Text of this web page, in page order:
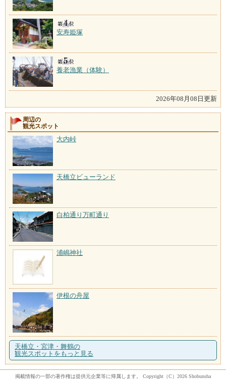
安寿姫塚
養老漁業（体験）
2026年08月08日更新
周辺の
観光スポット
大内峠
天橋立ビューランド
白柏通り万町通り
浦嶋神社
伊根の舟屋
天橋立・宮津・舞鶴の
観光スポットをもっと見る
掲載情報の一部の著作権は提供元企業等に帰属します。 Copyright（C）2026 Shobunsha